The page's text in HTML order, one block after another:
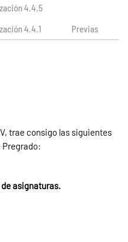
4.4.5
4.4.1 Previas
trae consigo las siguientes
Pregrado:
asignaturas.